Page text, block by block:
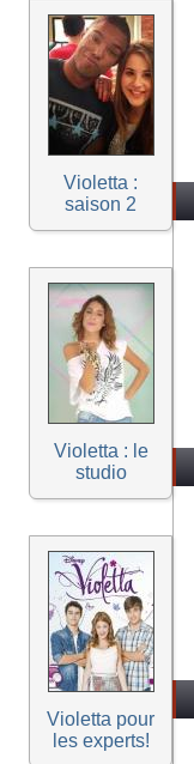
Violetta :
saison 2
Violetta : le
studio
Violetta pour
les experts!